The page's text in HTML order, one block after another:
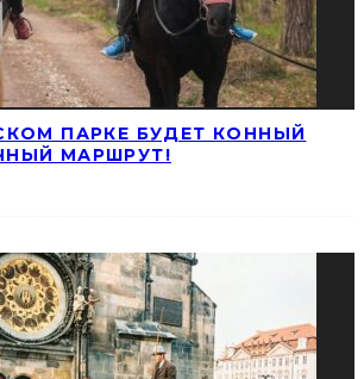
ПАРКЕ БУДЕТ КОННЫЙ
МАРШРУТ!